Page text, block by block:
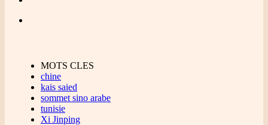
MOTS CLES
chine
kais saied
sommet sino arabe
tunisie
Xi Jinping